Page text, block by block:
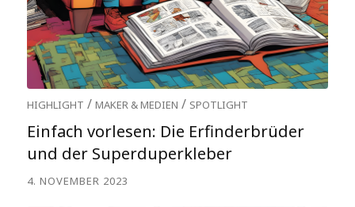
HIGHLIGHT / MAKER & MEDIEN / SPOTLIGHT
Einfach vorlesen: Die Erfinderbrüder
und der Superduperkleber
4. NOVEMBER 2023